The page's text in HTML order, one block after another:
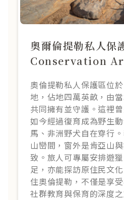
奧爾倫提勒私人
Conservation
奧倫提勒私人保護區位
地，佔地四萬英畝，由
共同擁有並守護。這裡
如今經過復育成為野生
馬、非洲野犬自在穿行
山巒間，窗外是肯亞山
致。旅人可專屬安排遊
足，亦能探訪原住民文
住奧倫提勒，不僅是享
社群教育與保育的深度之